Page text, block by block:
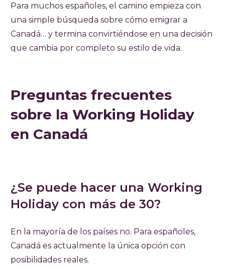
Para muchos españoles, el camino empieza con
una simple búsqueda sobre cómo emigrar a
Canadá… y termina convirtiéndose en una decisión
que cambia por completo su estilo de vida.
Preguntas frecuentes
sobre la Working Holiday
en Canadá
¿Se puede hacer una Working
Holiday con más de 30?
En la mayoría de los países no. Para españoles,
Canadá es actualmente la única opción con
posibilidades reales.